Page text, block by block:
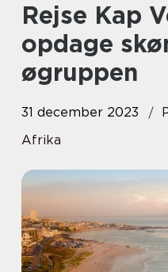
Rejse Kap Verde: At
opdage
øgruppen
31 december 2023
Afrika